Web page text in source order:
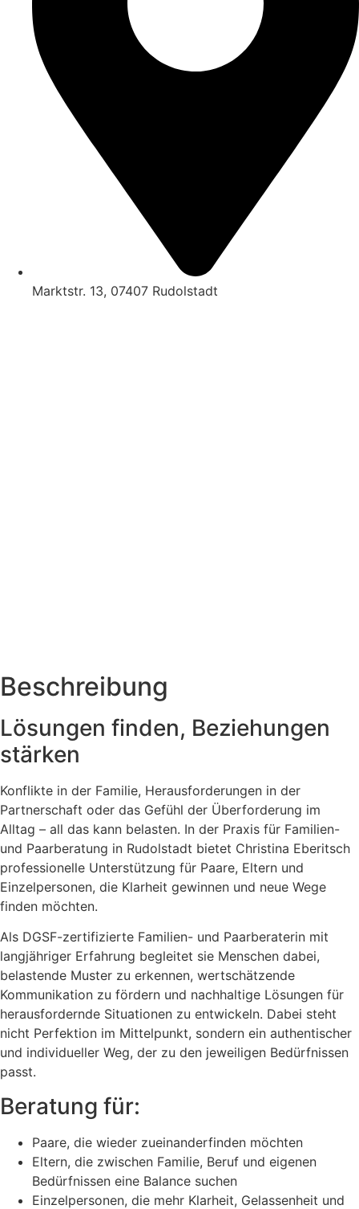
Marktstr. 13, 07407 Rudolstadt
Beschreibung
Lösungen finden, Beziehungen
stärken
Konflikte in der Familie, Herausforderungen in der
Partnerschaft oder das Gefühl der Überforderung im
Alltag – all das kann belasten. In der Praxis für Familien-
und Paarberatung in Rudolstadt bietet Christina Eberitsch
professionelle Unterstützung für Paare, Eltern und
Einzelpersonen, die Klarheit gewinnen und neue Wege
finden möchten.
Als DGSF-zertifizierte Familien- und Paarberaterin mit
langjähriger Erfahrung begleitet sie Menschen dabei,
belastende Muster zu erkennen, wertschätzende
Kommunikation zu fördern und nachhaltige Lösungen für
herausfordernde Situationen zu entwickeln. Dabei steht
nicht Perfektion im Mittelpunkt, sondern ein authentischer
und individueller Weg, der zu den jeweiligen Bedürfnissen
passt.
Beratung für:
Paare, die wieder zueinanderfinden möchten
Eltern, die zwischen Familie, Beruf und eigenen
Bedürfnissen eine Balance suchen
Einzelpersonen, die mehr Klarheit, Gelassenheit und